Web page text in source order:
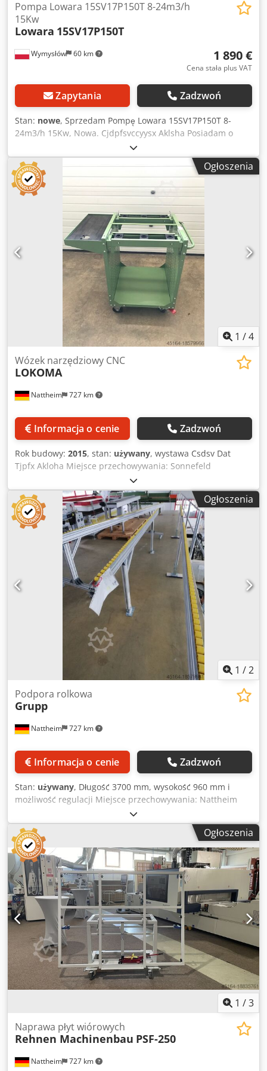
Cjdjvil Iaepfx Aklsha Zakres dostawy: Kompletne
urządzenie jak na zdjęciu.
Wymysłów 60 km
Pompa Lowara 15SV17P150T 8-24m3/h
15Kw
Lowara 15SV17P150T
1 890 €
Cena stała plus VAT
Zapytania Zadzwoń
Stan: nowe, Sprzedam Pompę Lowara 15SV17P150T 8-
24m3/h 15Kw, Nowa. Cjdpfsvccyysx Aklsha Posiadam o
różnej mocy pompy Lowara. Pomożemy w zorganizowaniu
dla ciebie opłacalną firmę spedycyjną lub kuriera.
Ogłoszenia
1 /4
Nattheim 727 km
Wózek narzędziowy CNC
LOKOMA
Informacja o cenie Zadzwoń
Rok budowy: 2015, stan: używany, wystawa Csdsv Dat
Tjpfx Akloha Miejsce przechowywania: Sonnefeld
Ogłoszenia
1 /2
Nattheim 727 km
Podpora rolkowa
Grupp
Informacja o cenie Zadzwoń
Stan: używany, Długość 3700 mm, wysokość 960 mm i
możliwość regulacji Miejsce przechowywania: Nattheim
Ogłoszenia
1 /3
Nattheim 727 km
Naprawa płyt wiórowych
Rehnen Machinenbau PSF-250